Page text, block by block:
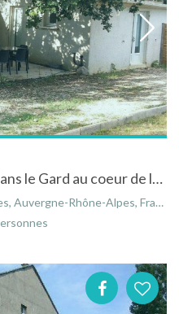
Gîte "les chênes" à Servas dans le Gard au coeur de la campagne
Auvergne-Rhône-Alpes, France